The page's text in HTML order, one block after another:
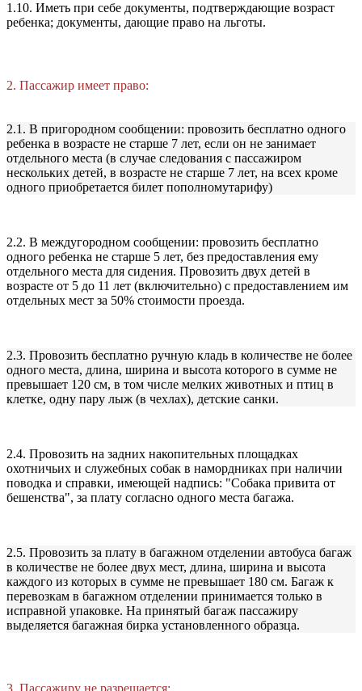
1.10. Иметь при себе документы, подтверждающие возраст
ребенка; документы, дающие право на льготы.
2. Пассажир имеет право:
2.1. В пригородном сообщении: провозить бесплатно одного
ребенка в возрасте не старше 7 лет, если он не занимает
отдельного места (в случае следования с пассажиром
нескольких детей, в возрасте не старше 7 лет, на всех кроме
одного приобретается билет пополномутарифу)
2.2. В междугородном сообщении: провозить бесплатно
одного ребенка не старше 5 лет, без предоставления ему
отдельного места для сидения. Провозить двух детей в
возрасте от 5 до 11 лет (включительно) с предоставлением им
отдельных мест за 50% стоимости проезда.
2.3. Провозить бесплатно ручную кладь в количестве не более
одного места, длина, ширина и высота которого в сумме не
превышает 120 см, в том числе мелких животных и птиц в
клетке, одну пару лыж (в чехлах), детские санки.
2.4. Провозить на задних накопительных площадках
охотничьих и служебных собак в намордниках при наличии
поводка и справки, имеющей надпись: "Собака привита от
бешенства", за плату согласно одного места багажа.
2.5. Провозить за плату в багажном отделении автобуса багаж
в количестве не более двух мест, длина, ширина и высота
каждого из которых в сумме не превышает 180 см. Багаж к
перевозкам в багажном отделении принимается только в
исправной упаковке. На принятый багаж пассажиру
выделяется багажная бирка установленного образца.